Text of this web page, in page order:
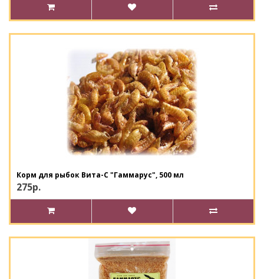
Корм для рыбок Вита-С "Гаммарус", 500 мл
275р.